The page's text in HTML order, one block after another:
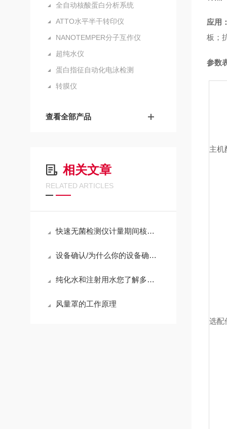
全自动核酸蛋白分析系统
ATTO水平半干转印仪
NANOTEMPER分子互作仪
超纯水仪
蛋白指征自动化电泳检测
转膜仪
查看全部产品
相关文章
RELATED ARTICLES
快速无菌检测仪计量期间核查：日常质量控制与性能验证方法
设备确认/为什么你的设备确认这么难
纯化水和注射用水您了解多少？
风量罩的工作原理
应用
板；
参数
主机
选配